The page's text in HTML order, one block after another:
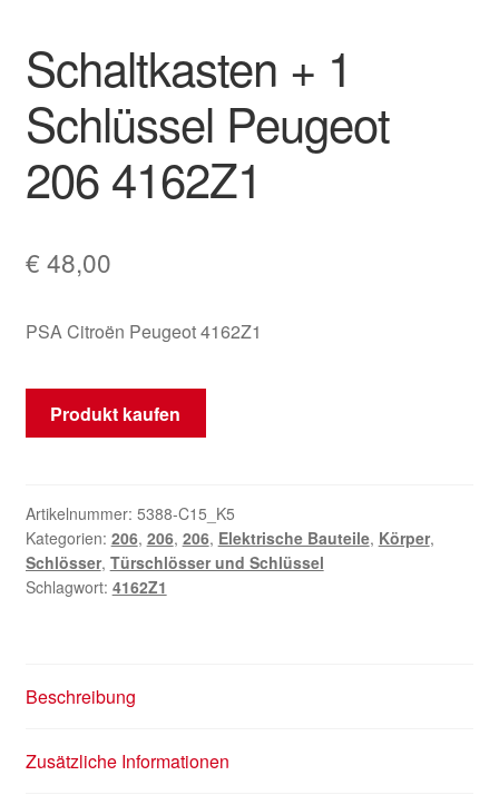
Lieferung
Mein Konto
Warenkorb
Schaltkasten + 1
Schlüssel Peugeot
206 4162Z1
€ 48,00
PSA Citroën Peugeot 4162Z1
Produkt kaufen
Artikelnummer: 5388-C15_K5
Kategorien: 206, 206, 206, Elektrische Bauteile, Körper,
Schlösser, Türschlösser und Schlüssel
Schlagwort: 4162Z1
Beschreibung
Zusätzliche Informationen